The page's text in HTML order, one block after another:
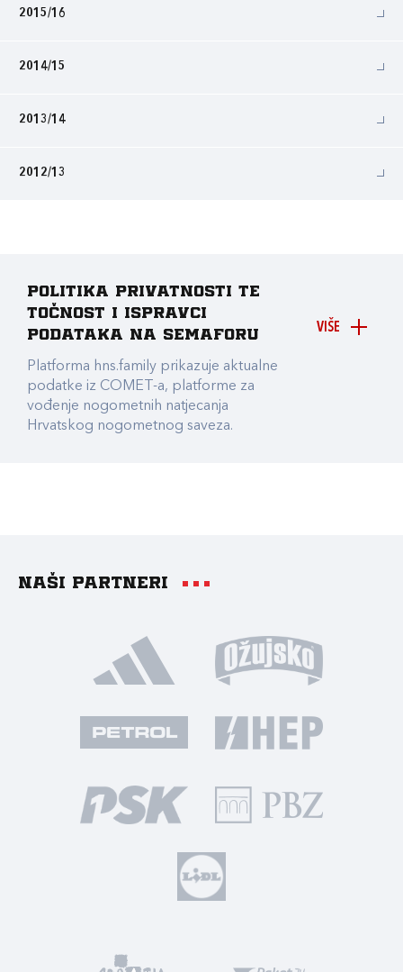
2015/16
2014/15
2013/14
2012/13
VIŠE
Politika privatnosti te
točnost i ispravci
podataka na Semaforu
Platforma hns.family prikazuje aktualne
podatke iz COMET-a, platforme za
vođenje nogometnih natjecanja
Hrvatskog nogometnog saveza.
Naši partneri